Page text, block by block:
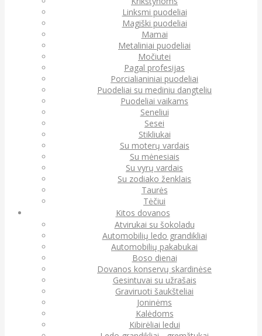
Linksmi puodeliai
Magiški puodeliai
Mamai
Metaliniai puodeliai
Močiutei
Pagal profesijas
Porcialianiniai puodeliai
Puodeliai su mediniu dangteliu
Puodeliai vaikams
Seneliui
Sesei
Stikliukai
Su moterų vardais
Su mėnesiais
Su vyrų vardais
Su zodiako ženklais
Taurės
Tėčiui
Kitos dovanos
Atvirukai su šokoladu
Automobilių ledo grandikliai
Automobilių pakabukai
Boso dienai
Dovanos konservų skardinėse
Gesintuvai su užrašais
Graviruoti šaukšteliai
Joninėms
Kalėdoms
Kibirėliai ledui